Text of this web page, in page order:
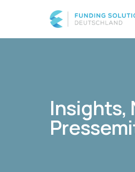
Insights,